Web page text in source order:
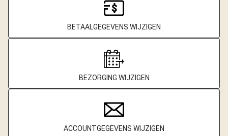
BETAALGEGEVENS WIJZIGEN
BEZORGING WIJZIGEN
ACCOUNTGEGEVENS WIJZIGEN